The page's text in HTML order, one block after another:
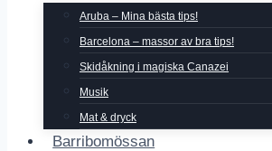
Aruba – Mina bästa tips!
Barcelona – massor av bra tips!
Skidåkning i magiska Canazei
Musik
Mat & dryck
Barribomössan